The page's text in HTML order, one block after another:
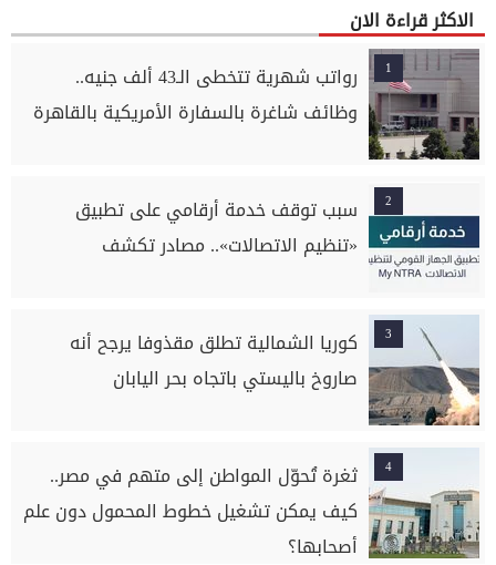
الاكثر قراءة الان
1
رواتب شهرية تتخطى الـ43 ألف جنيه..
وظائف شاغرة بالسفارة الأمريكية بالقاهرة
2
سبب توقف خدمة أرقامي على تطبيق
«تنظيم الاتصالات».. مصادر تكشف
3
كوريا الشمالية تطلق مقذوفا يرجح أنه
صاروخ باليستي باتجاه بحر اليابان
4
ثغرة تُحوّل المواطن إلى متهم في مصر..
كيف يمكن تشغيل خطوط المحمول دون علم
أصحابها؟